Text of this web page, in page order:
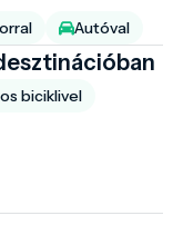
Autóval
biciklivel